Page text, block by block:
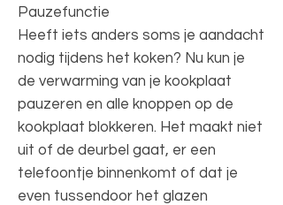
Pauzefunctie
Heeft iets anders soms je aandacht
nodig tijdens het koken? Nu kun je
de verwarming van je kookplaat
pauzeren en alle knoppen op de
kookplaat blokkeren. Het maakt niet
uit of de deurbel gaat, er een
telefoontje binnenkomt of dat je
even tussendoor het glazen